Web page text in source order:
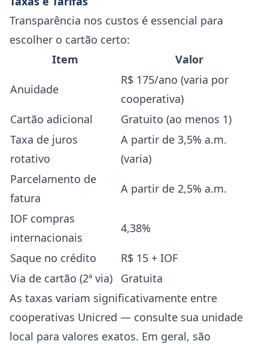
Transparência nos custos é essencial para
escolher o cartão certo:
Item
Valor
Anuidade
R$ 175/ano (varia por
cooperativa)
Cartão adicional
Gratuito (ao menos 1)
Taxa de juros
rotativo
A partir de 3,5% a.m.
(varia)
Parcelamento de
fatura
A partir de 2,5% a.m.
IOF compras
internacionais
4,38%
Saque no crédito
R$ 15 + IOF
Via de cartão (2ª via)
Gratuita
As taxas variam significativamente entre
cooperativas Unicred — consulte sua unidade
local para valores exatos. Em geral, são